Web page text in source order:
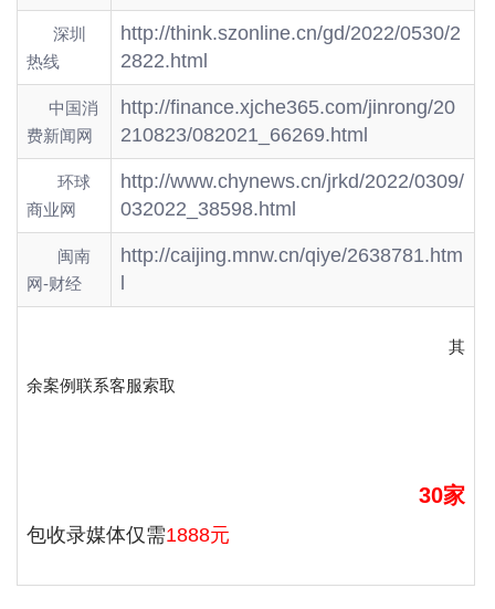
深圳
热线
http://think.szonline.cn/gd/2022/0530/2
2822.html
中国消
费新闻网
http://finance.xjche365.com/jinrong/20
210823/082021_66269.html
环球
商业网
http://www.chynews.cn/jrkd/2022/0309/
032022_38598.html
闽南
网-财经
http://caijing.mnw.cn/qiye/2638781.htm
l
其
余案例联系客服索取
30家
包收录媒体仅需1888元